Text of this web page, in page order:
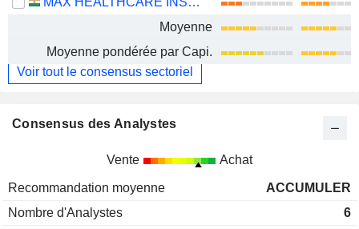
Moyenne
Moyenne pondérée par Capi.
Voir tout le consensus sectoriel
Consensus des Analystes
Vente Achat
Recommandation moyenne
ACCUMULER
Nombre d'Analystes
6